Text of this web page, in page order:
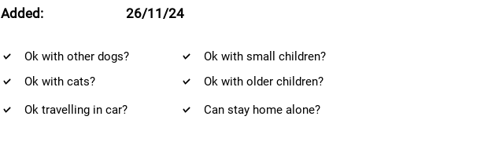
Added:
26/11/24
Ok with other dogs?
Ok with cats?
Ok travelling in car?
Ok with small children?
Ok with older children?
Can stay home alone?